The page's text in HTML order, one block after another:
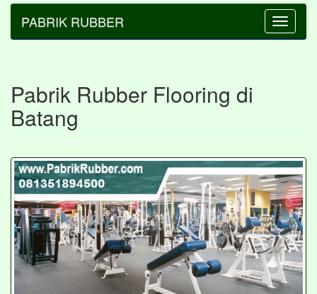
Toggle
PABRIK RUBBER
Pabrik Rubber Flooring di
Batang